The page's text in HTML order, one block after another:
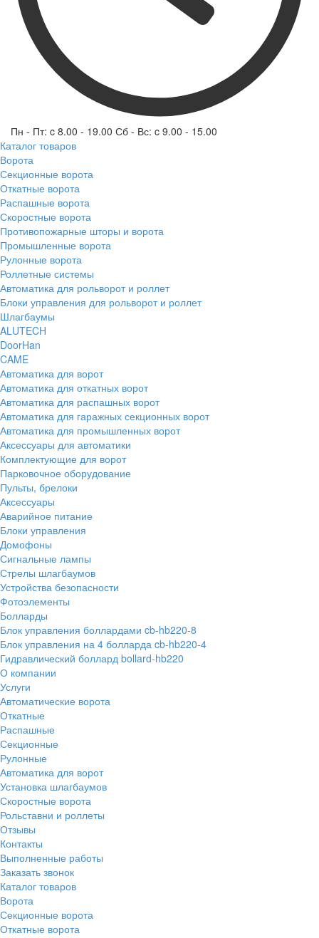
Пн - Пт: c 8.00 - 19.00 Сб - Вс: c 9.00 - 15.00
Каталог товаров
Ворота
Секционные ворота
Откатные ворота
Распашные ворота
Скоростные ворота
Противопожарные шторы и ворота
Промышленные ворота
Рулонные ворота
Роллетные системы
Автоматика для рольворот и роллет
Блоки управления для рольворот и роллет
Шлагбаумы
ALUTECH
DoorHan
CAME
Автоматика для ворот
Автоматика для откатных ворот
Автоматика для распашных ворот
Автоматика для гаражных секционных ворот
Автоматика для промышленных ворот
Аксессуары для автоматики
Комплектующие для ворот
Парковочное оборудование
Пульты, брелоки
Аксессуары
Аварийное питание
Блоки управления
Домофоны
Сигнальные лампы
Стрелы шлагбаумов
Устройства безопасности
Фотоэлементы
Болларды
Блок управления боллардами cb-hb220-8
Блок управления на 4 болларда cb-hb220-4
Гидравлический боллард bollard-hb220
О компании
Услуги
Автоматические ворота
Откатные
Распашные
Секционные
Рулонные
Автоматика для ворот
Установка шлагбаумов
Скоростные ворота
Рольставни и роллеты
Отзывы
Контакты
Выполненные работы
Заказать звонок
Каталог товаров
Ворота
Секционные ворота
Откатные ворота